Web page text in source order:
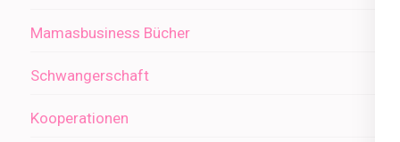
Mamasbusiness Bücher
Schwangerschaft
Kooperationen